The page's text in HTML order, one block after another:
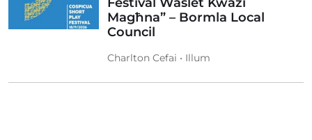
Magħna” – Bormla Local
Council
Charlton Cefai • Illum